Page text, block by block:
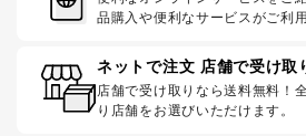
品購入や便利なサービスがご利用
ネットで注文 店舗で受け取
店舗で受け取りなら送料無料！
り店舗をお選びいただけます。